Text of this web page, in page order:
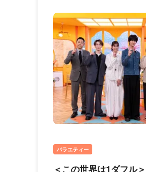
バラエティー
＜この世界は1ダフル